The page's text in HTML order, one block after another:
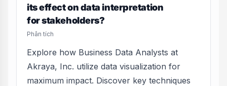
its effect on data interpretation
for stakeholders?
Phân tích
Explore how Business Data Analysts at
Akraya, Inc. utilize data visualization for
maximum impact. Discover key techniques